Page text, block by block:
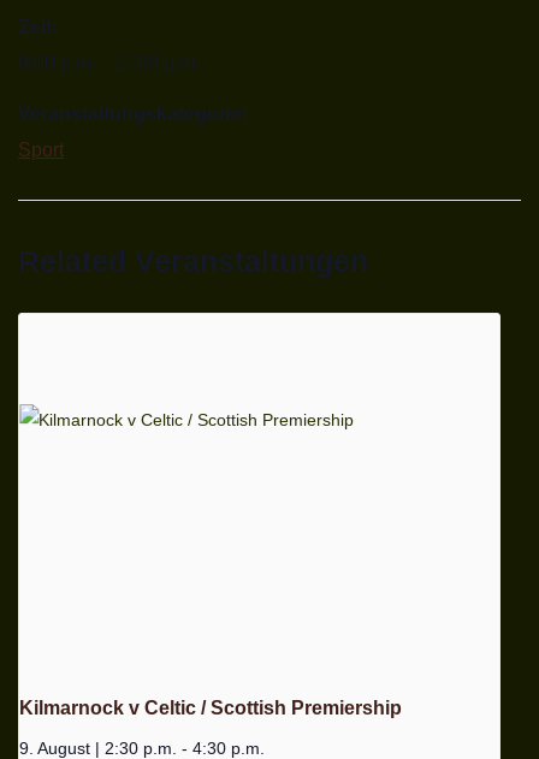
Zeit:
9:00 p.m. - 11:00 p.m.
Veranstaltungskategorie:
Sport
Related Veranstaltungen
Kilmarnock v Celtic / Scottish Premiership
9. August | 2:30 p.m. - 4:30 p.m.